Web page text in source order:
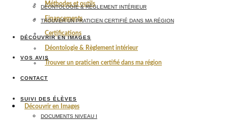
Méthodes et outils
Financements
Certifications
Déontologie & Règlement intérieur
Trouver un praticien certifié dans ma région
Découvrir en Images
DÉONTOLOGIE & RÈGLEMENT INTÉRIEUR
TROUVER UN PRATICIEN CERTIFIÉ DANS MA RÉGION
DÉCOUVRIR EN IMAGES
VOS AVIS
CONTACT
SUIVI DES ÉLÈVES
DOCUMENTS NIVEAU I